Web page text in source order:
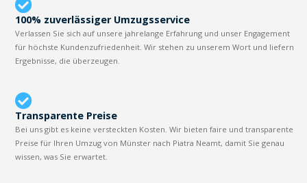
100% zuverlässiger Umzugsservice
Verlassen Sie sich auf unsere jahrelange Erfahrung und unser Engagement
für höchste Kundenzufriedenheit. Wir stehen zu unserem Wort und liefern
Ergebnisse, die überzeugen.
Transparente Preise
Bei uns gibt es keine versteckten Kosten. Wir bieten faire und transparente
Preise für Ihren Umzug von Münster nach Piatra Neamt, damit Sie genau
wissen, was Sie erwartet.